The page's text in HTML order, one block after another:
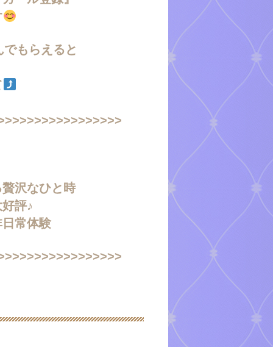
でもらえると
沢なひと時
評♪
常体験